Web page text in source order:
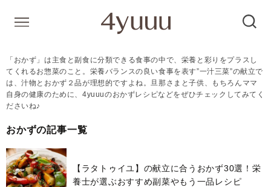
「おかず」は主食と副食に分類できる食事の中で、栄養と彩りをプラスし
てくれるお惣菜のこと。栄養バランスの良い食事を表す”一汁三菜”の献立で
は、汁物とおかず２品が理想的ですよね。旦那さまと子供、もちろんママ
自身の健康のために、4yuuuのおかずレシピなどをぜひチェックしてみてく
ださいね♪
おかずの記事一覧
【ラタトゥイユ】の献立に合うおかず30選！栄
養士が選ぶおすすめ副菜やもう一品レシピ